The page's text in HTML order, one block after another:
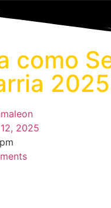
como
2025
2025